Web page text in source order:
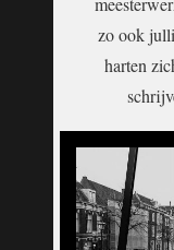
zo ook
harten